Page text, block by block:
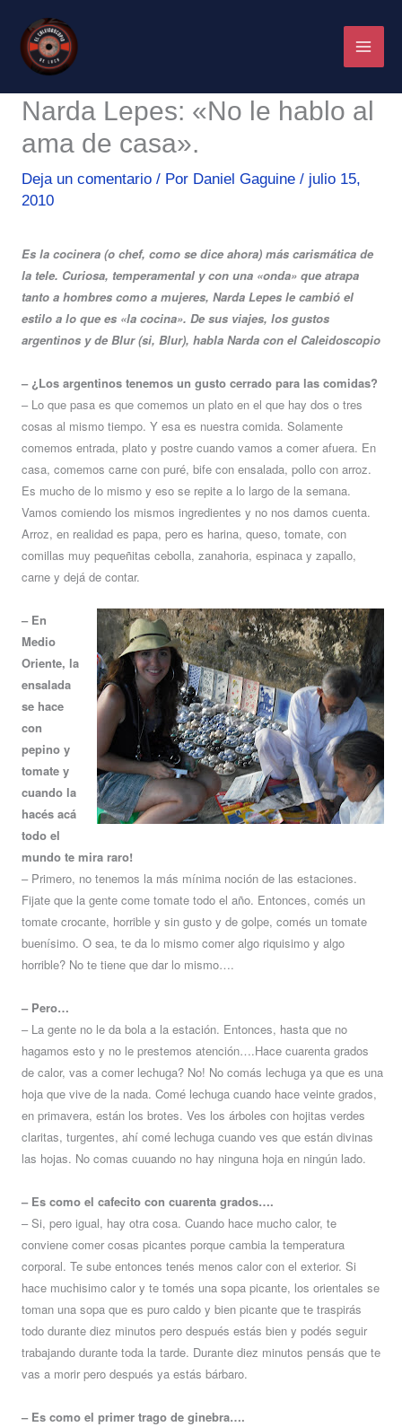
contenido
Narda Lepes: «No le hablo al
ama de casa».
Deja un comentario / Por Daniel Gaguine / julio 15,
2010
Es la cocinera (o chef, como se dice ahora) más carismática de
la tele. Curiosa, temperamental y con una «onda» que atrapa
tanto a hombres como a mujeres, Narda Lepes le cambió el
estilo a lo que es «la cocina». De sus viajes, los gustos
argentinos y de Blur (si, Blur), habla Narda con el Caleidoscopio
– ¿Los argentinos tenemos un gusto cerrado para las comidas?
– Lo que pasa es que comemos un plato en el que hay dos o tres
cosas al mismo tiempo. Y esa es nuestra comida. Solamente
comemos entrada, plato y postre cuando vamos a comer afuera. En
casa, comemos carne con puré, bife con ensalada, pollo con arroz.
Es mucho de lo mismo y eso se repite a lo largo de la semana.
Vamos comiendo los mismos ingredientes y no nos damos cuenta.
Arroz, en realidad es papa, pero es harina, queso, tomate, con
comillas muy pequeñitas cebolla, zanahoria, espinaca y zapallo,
carne y dejá de contar.
– En
Medio
Oriente, la
ensalada
se hace
con
pepino y
tomate y
cuando la
hacés acá
todo el
mundo te mira raro!
– Primero, no tenemos la más mínima noción de las estaciones.
Fijate que la gente come tomate todo el año. Entonces, comés un
tomate crocante, horrible y sin gusto y de golpe, comés un tomate
buenísimo. O sea, te da lo mismo comer algo riquisimo y algo
horrible? No te tiene que dar lo mismo….
– Pero…
– La gente no le da bola a la estación. Entonces, hasta que no
hagamos esto y no le prestemos atención….Hace cuarenta grados
de calor, vas a comer lechuga? No! No comás lechuga ya que es una
hoja que vive de la nada. Comé lechuga cuando hace veinte grados,
en primavera, están los brotes. Ves los árboles con hojitas verdes
claritas, turgentes, ahí comé lechuga cuando ves que están divinas
las hojas. No comas cuuando no hay ninguna hoja en ningún lado.
– Es como el cafecito con cuarenta grados….
– Si, pero igual, hay otra cosa. Cuando hace mucho calor, te
conviene comer cosas picantes porque cambia la temperatura
corporal. Te sube entonces tenés menos calor con el exterior. Si
hace muchisimo calor y te tomés una sopa picante, los orientales se
toman una sopa que es puro caldo y bien picante que te traspirás
todo durante diez minutos pero después estás bien y podés seguir
trabajando durante toda la tarde. Durante diez minutos pensás que te
vas a morir pero después ya estás bárbaro.
– Es como el primer trago de ginebra….